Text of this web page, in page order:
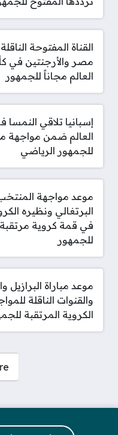
القناة المفتوحة
مصر والأرجنتين في
العالم مجاناً للجمهور
إسبانيا تلاقي
العالم ضمن مواجهة
للجمهور الرياضي
موعد مواجهة
البرتغالي ونظيره
في قمة كروية مرتقبة
للجمهور
موعد مباراة البرازيل
والقنوات الناقلة
الكروية المرتقبة